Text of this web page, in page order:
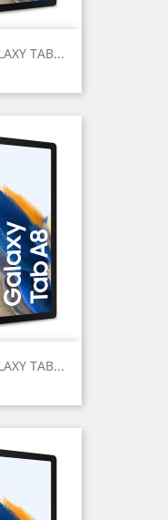
TAB...
TAB...